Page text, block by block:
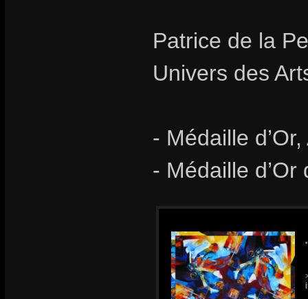
Patrice de la
Univers des
- Médaille
- Médaille